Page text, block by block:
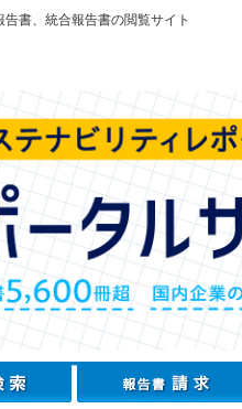
書、統合報告書の閲覧サイト